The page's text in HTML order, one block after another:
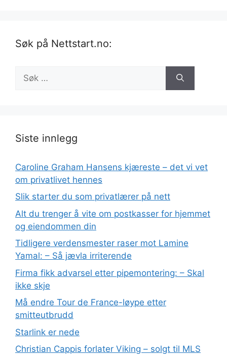
Søk på Nettstart.no:
etter:
Siste innlegg
Caroline Graham Hansens kjæreste – det vi vet
om privatlivet hennes
Slik starter du som privatlærer på nett
Alt du trenger å vite om postkasser for hjemmet
og eiendommen din
Tidligere verdensmester raser mot Lamine
Yamal: – Så jævla irriterende
Firma fikk advarsel etter pipemontering: – Skal
ikke skje
Må endre Tour de France-løype etter
smitteutbrudd
Starlink er nede
Christian Cappis forlater Viking – solgt til MLS